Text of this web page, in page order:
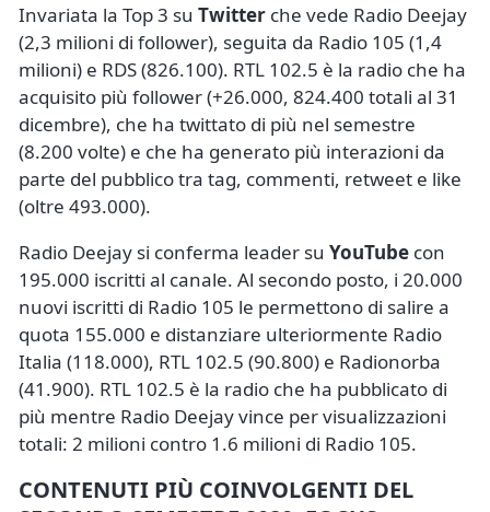
Invariata la Top 3 su Twitter che vede Radio Deejay
(2,3 milioni di follower), seguita da Radio 105 (1,4
milioni) e RDS (826.100). RTL 102.5 è la radio che ha
acquisito più follower (+26.000, 824.400 totali al 31
dicembre), che ha twittato di più nel semestre
(8.200 volte) e che ha generato più interazioni da
parte del pubblico tra tag, commenti, retweet e like
(oltre 493.000).
Radio Deejay si conferma leader su YouTube con
195.000 iscritti al canale. Al secondo posto, i 20.000
nuovi iscritti di Radio 105 le permettono di salire a
quota 155.000 e distanziare ulteriormente Radio
Italia (118.000), RTL 102.5 (90.800) e Radionorba
(41.900). RTL 102.5 è la radio che ha pubblicato di
più mentre Radio Deejay vince per visualizzazioni
totali: 2 milioni contro 1.6 milioni di Radio 105.
CONTENUTI PIÙ COINVOLGENTI DEL